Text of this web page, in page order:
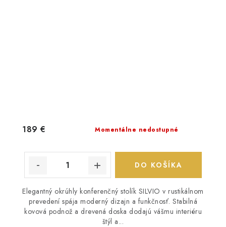
Momentálne nedostupné
189 €
DO KOŠÍKA
Elegantný okrúhly konferenčný stolík SILVIO v rustikálnom
prevedení spája moderný dizajn a funkčnosť. Stabilná
kovová podnož a drevená doska dodajú vášmu interiéru
štýl a...